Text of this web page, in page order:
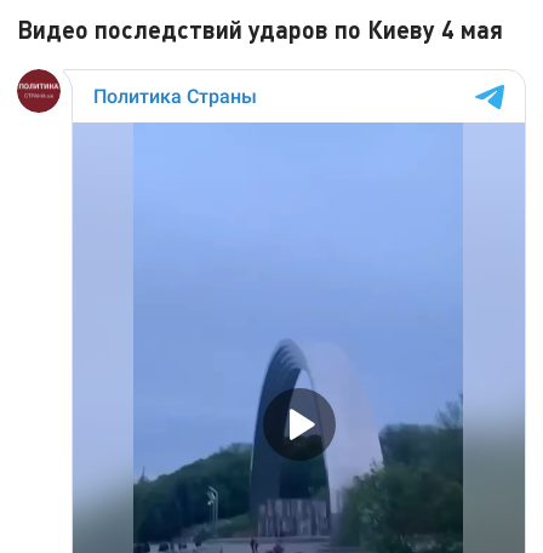
Видео последствий ударов по Киеву 4 мая